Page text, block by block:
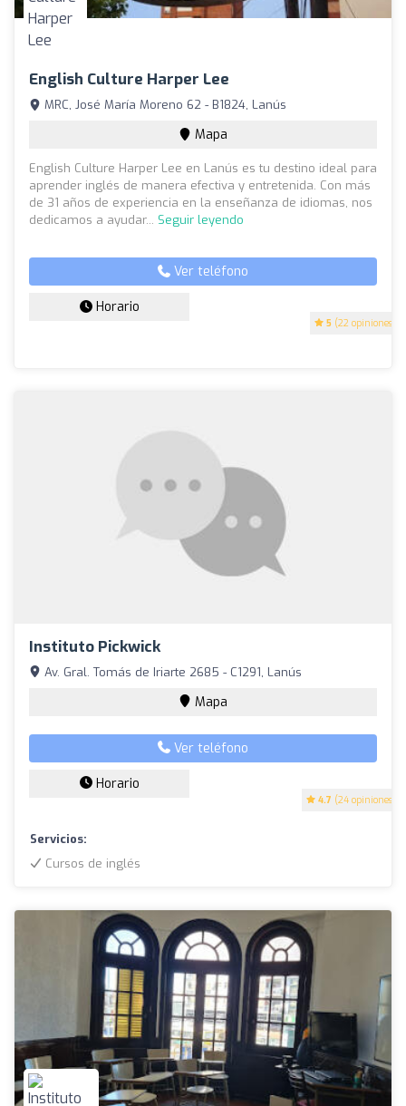
English Culture Harper Lee
5 (22 opiniones)
MRC, José María Moreno 62 - B1824, Lanús
Mapa
English Culture Harper Lee en Lanús es tu destino ideal para
aprender inglés de manera efectiva y entretenida. Con más
de 31 años de experiencia en la enseñanza de idiomas, nos
dedicamos a ayudar... Seguir leyendo
Ver teléfono
Horario
Instituto Pickwick
4.7 (24 opiniones)
Av. Gral. Tomás de Iriarte 2685 - C1291, Lanús
Mapa
Ver teléfono
Horario
Servicios:
Cursos de inglés